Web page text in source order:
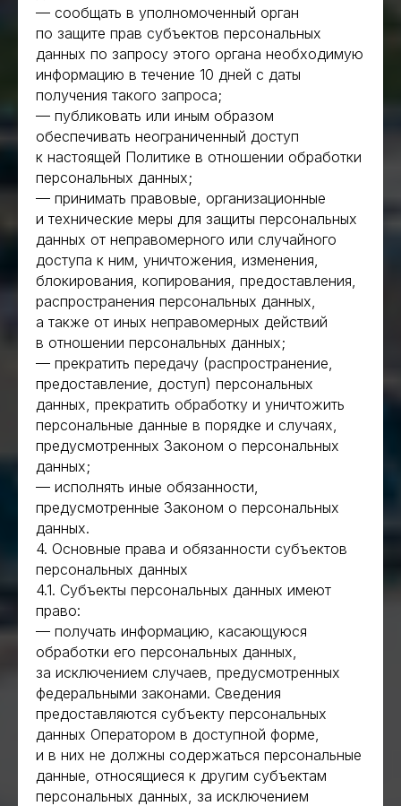
— сообщать в уполномоченный орган
по защите прав субъектов персональных
данных по запросу этого органа необходимую
информацию в течение 10 дней с даты
получения такого запроса;
— публиковать или иным образом
обеспечивать неограниченный доступ
к настоящей Политике в отношении обработки
персональных данных;
— принимать правовые, организационные
и технические меры для защиты персональных
данных от неправомерного или случайного
доступа к ним, уничтожения, изменения,
блокирования, копирования, предоставления,
распространения персональных данных,
а также от иных неправомерных действий
в отношении персональных данных;
— прекратить передачу (распространение,
предоставление, доступ) персональных
данных, прекратить обработку и уничтожить
персональные данные в порядке и случаях,
предусмотренных Законом о персональных
данных;
— исполнять иные обязанности,
предусмотренные Законом о персональных
данных.
4. Основные права и обязанности субъектов
персональных данных
4.1. Субъекты персональных данных имеют
право:
— получать информацию, касающуюся
обработки его персональных данных,
за исключением случаев, предусмотренных
федеральными законами. Сведения
предоставляются субъекту персональных
данных Оператором в доступной форме,
и в них не должны содержаться персональные
данные, относящиеся к другим субъектам
персональных данных, за исключением